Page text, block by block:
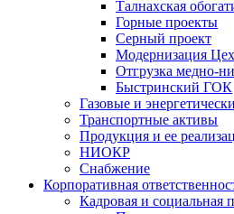
Талнахская
Горные проекты
Серный проект
Модернизация
Отгрузка медно-
Быстринский ГОК
Газовые и
Транспортные активы
Продукция и ее
НИОКР
Снабжение
Корпоративная
Кадровая и социальная